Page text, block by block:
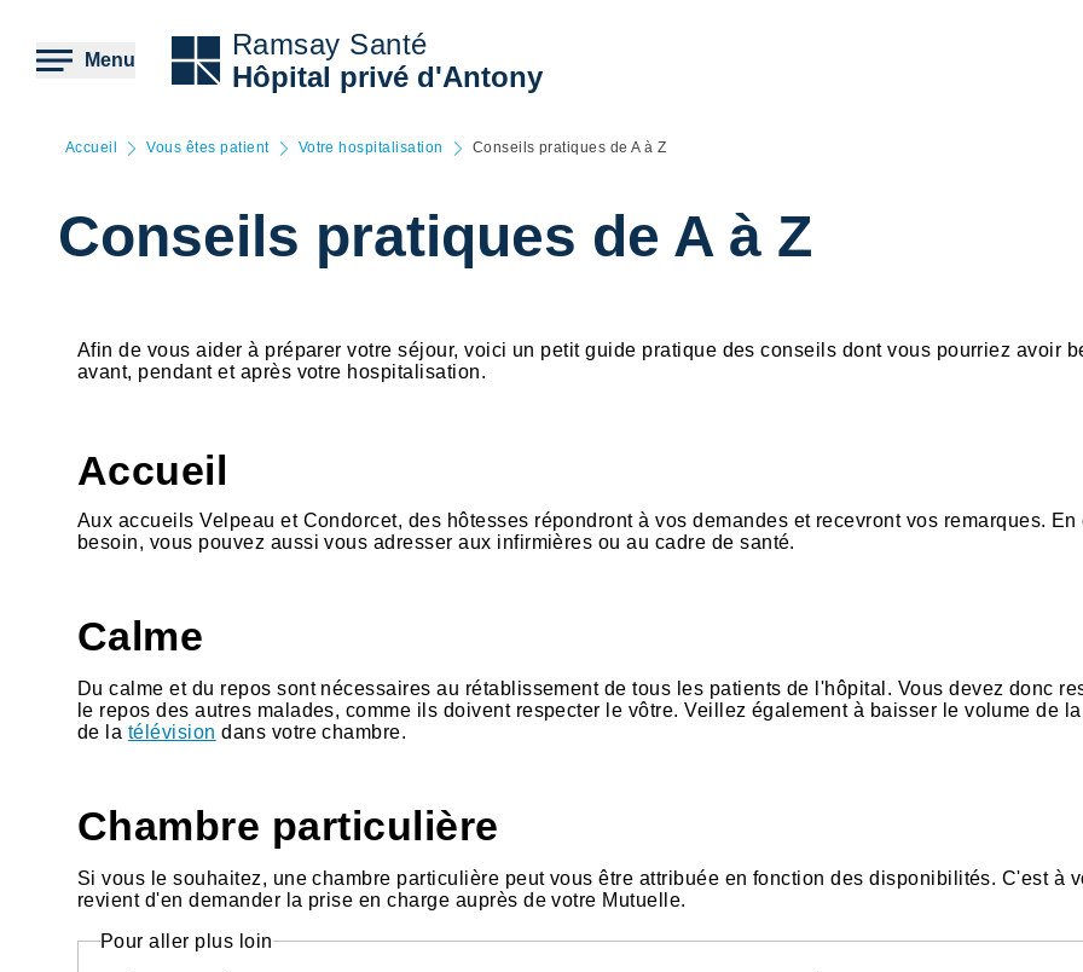
contenu
principal
Menu
Ramsay Santé
Hôpital privé d'Antony
Accueil Vous êtes patient Votre hospitalisation Conseils pratiques de A à Z
Conseils pratiques de A à Z
Afin de vous aider à préparer votre séjour, voici un petit guide pratique des conseils dont vous pourriez avoir
avant, pendant et après votre hospitalisation.
Accueil
Aux accueils Velpeau et Condorcet, des hôtesses répondront à vos demandes et recevront vos remarques. En
besoin, vous pouvez aussi vous adresser aux infirmières ou au cadre de santé.
Calme
Du calme et du repos sont nécessaires au rétablissement de tous les patients de l'hôpital. Vous devez donc
le repos des autres malades, comme ils doivent respecter le vôtre. Veillez également à baisser le volume de
de la télévision dans votre chambre.
Chambre particulière
Si vous le souhaitez, une chambre particulière peut vous être attribuée en fonction des disponibilités. C'est à
revient d'en demander la prise en charge auprès de votre Mutuelle.
Pour aller plus loin